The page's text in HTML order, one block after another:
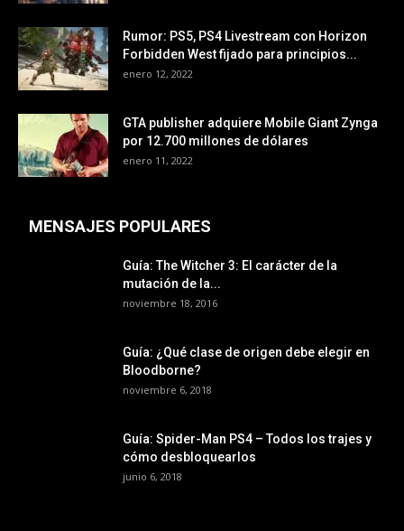
Rumor: PS5, PS4 Livestream con Horizon
Forbidden West fijado para principios...
enero 12, 2022
GTA publisher adquiere Mobile Giant Zynga
por 12.700 millones de dólares
enero 11, 2022
MENSAJES POPULARES
Guía: The Witcher 3: El carácter de la
mutación de la...
noviembre 18, 2016
Guía: ¿Qué clase de origen debe elegir en
Bloodborne?
noviembre 6, 2018
Guía: Spider-Man PS4 – Todos los trajes y
cómo desbloquearlos
junio 6, 2018